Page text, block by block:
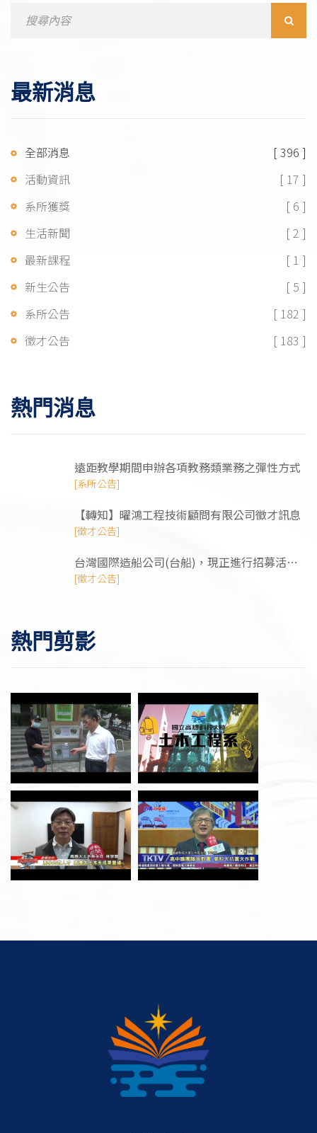
線上報名：https://reurl.cc/8D6GQj 論文投
最新消息
全部消息
[ 396 ]
活動資訊
[ 17 ]
系所獲獎
[ 6 ]
生活新聞
[ 2 ]
最新課程
[ 1 ]
新生公告
[ 5 ]
系所公告
[ 182 ]
徵才公告
[ 183 ]
熱門消息
遠距教學期間申辦各項教務類業務之彈性方式
[系所公告]
【轉知】曜鴻⼯程技術顧問有限公司徵才訊息
[徵才公告]
台灣國際造船公司(台船)，現正進行招募活
動，需求工程師/管理師/技術類人才
[徵才公告]
熱門剪影